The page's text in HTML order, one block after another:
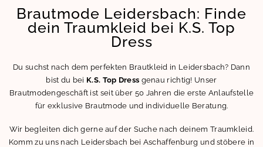
Brautmode Leidersbach: Finde
dein Traumkleid bei K.S. Top
Dress
Du suchst nach dem perfekten Brautkleid in Leidersbach? Dann
bist du bei K.S. Top Dress genau richtig! Unser
Brautmodengeschäft ist seit über 50 Jahren die erste Anlaufstelle
für exklusive Brautmode und individuelle Beratung.
Wir begleiten dich gerne auf der Suche nach deinem Traumkleid.
Komm zu uns nach Leidersbach bei Aschaffenburg und stöbere in